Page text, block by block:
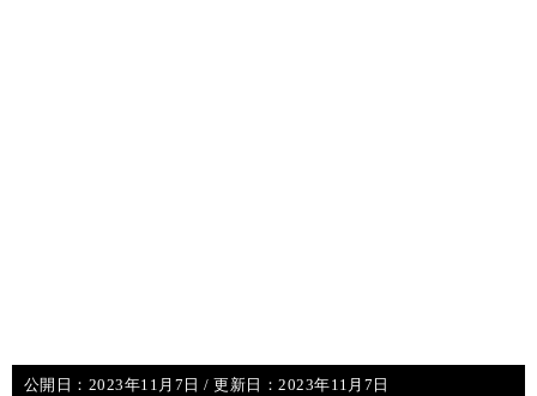
公開日： 2023年11月7日 / 更新日：2023年11月7日